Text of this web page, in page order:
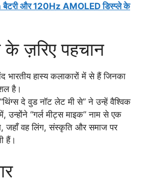
और 120Hz AMOLED डिस्प्ले के
ज़रिए पहचान
हास्य कलाकारों में से हैं जिनका
है।
दे वुड नॉट लेट मी से” ने उन्हें वैश्विक
उन्होंने “गर्ल मीट्स माइक” नाम से एक
जहाँ वह लिंग, संस्कृति और समाज पर
हैं।